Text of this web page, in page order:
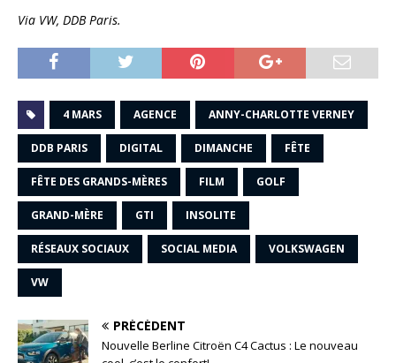
Via VW, DDB Paris.
4 MARS AGENCE ANNY-CHARLOTTE VERNEY
DDB PARIS DIGITAL DIMANCHE FÊTE
FÊTE DES GRANDS-MÈRES FILM GOLF
GRAND-MÈRE GTI INSOLITE
RÉSEAUX SOCIAUX SOCIAL MEDIA VOLKSWAGEN
VW
PRÉCÉDENT
Nouvelle Berline Citroën C4 Cactus : Le nouveau